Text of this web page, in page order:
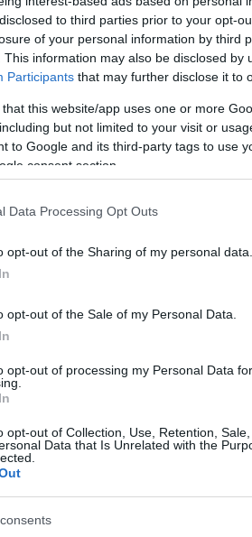
to third parties prior to your opt-
of your personal information by third
This information may also be disclosed by
Participants that may further disclose it to
that this website/app uses one or more
but not limited to your visit or
to Google and its third-party tags to use
consent section.
Data Processing Opt Outs
opt-out of the Sharing of my personal data.
opt-out of the Sale of my Personal Data.
opt-out of processing my Personal Data
opt-out of Collection, Use, Retention,
Data that Is Unrelated with the
productivas) han logrado registrar
sino que también les brinda
jubilatorio. La formalización se
Balcarce y Tandil han demostrado